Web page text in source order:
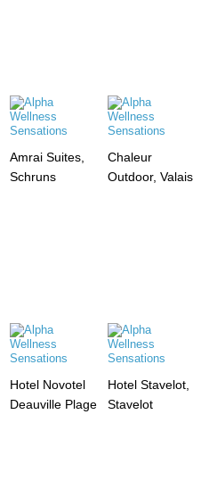
Amrai Suites,
Schruns
Chaleur
Outdoor, Valais
Hotel Novotel
Deauville Plage
Hotel Stavelot,
Stavelot